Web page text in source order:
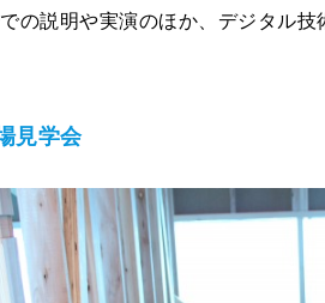
の説明や実演のほか、デジタル
見学会